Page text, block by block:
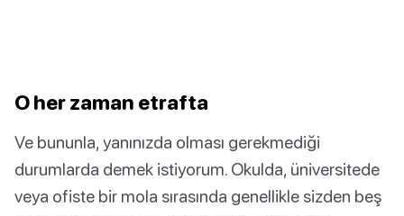
O her zaman etrafta
Ve bununla, yanınızda olması gerekmediği
durumlarda demek istiyorum. Okulda, üniversitede
veya ofiste bir mola sırasında genellikle sizden beş